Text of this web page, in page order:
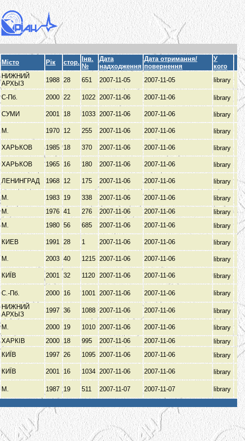
Місто Рік стор.
Інв.
№
Дата
надходження
Дата отримання/
повернення
У
кого
НИЖНИЙ
АРХЫЗ
1988 28 651 2007-11-05 2007-11-05 library
С-Пб. 2000 22 1022 2007-11-06 2007-11-06 library
СУМИ 2001 18 1033 2007-11-06 2007-11-06 library
М. 1970 12 255 2007-11-06 2007-11-06 library
ХАРЬКОВ 1985 18 370 2007-11-06 2007-11-06 library
ХАРЬКОВ 1965 16 180 2007-11-06 2007-11-06 library
ЛЕНИНГРАД 1968 12 175 2007-11-06 2007-11-06 library
М. 1983 19 338 2007-11-06 2007-11-06
library
М. 1976 41 276 2007-11-06 2007-11-06
library
М. 1980 56 685 2007-11-06 2007-11-06 library
КИЕВ 1991 28 1 2007-11-06 2007-11-06 library
М. 2003 40 1215 2007-11-06 2007-11-06 library
КИЇВ 2001 32 1120 2007-11-06 2007-11-06 library
С.-Пб. 2000 16 1001 2007-11-06 2007-11-06 library
НИЖНИЙ
АРХЫЗ
1997 36 1088 2007-11-06 2007-11-06 library
М. 2000 19 1010 2007-11-06 2007-11-06
library
ХАРКІВ 2000 18 995 2007-11-06 2007-11-06
library
КИЇВ 1997 26 1095 2007-11-06 2007-11-06 library
КИЇВ 2001 16 1034 2007-11-06 2007-11-06 library
М. 1987 19 511 2007-11-07 2007-11-07
library